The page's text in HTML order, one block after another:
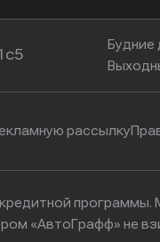
Будние
рассылку
программы.
«АвтоГрафф» не